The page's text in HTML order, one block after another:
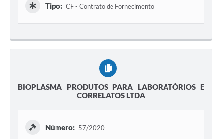
Tipo: CF - Contrato de Fornecimento
BIOPLASMA PRODUTOS PARA LABORATÓRIOS E
CORRELATOS LTDA
Número: 57/2020